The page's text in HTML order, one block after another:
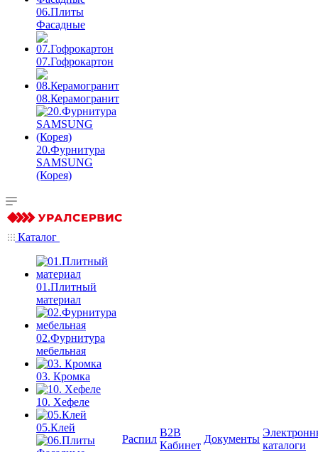
06.Плиты
Фасадные
07.Гофрокартон
08.Керамогранит
20.Фурнитура
SAMSUNG
(Корея)
Каталог
01.Плитный
материал
02.Фурнитура
мебельная
03. Кромка
10. Хефеле
05.Клей
Распил
B2B
Кабинет
Документы
каталоги